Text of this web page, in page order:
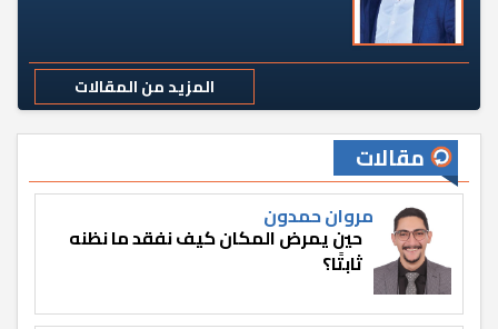
المزيد من المقالات
مقالات
مروان حمدون
حين يمرض المكان كيف نفقد ما نظنه
ثابتًا؟